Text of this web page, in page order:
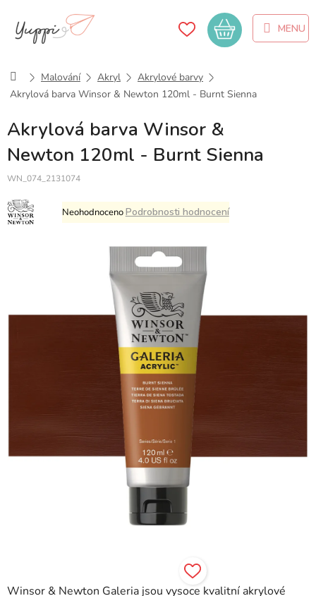
obsah
Nákupní
košík
DomůMalování Akryl
Akrylové barvy
Akrylová barva Winsor & Newton 120ml - Burnt Sienna
Akrylová barva Winsor &
Newton 120ml - Burnt Sienna
WN_074_2131074
Průměrné
hodnocení
NeohodnocenoPodrobnosti hodnocení
Winsor & Newton Galeria jsou vysoce kvalitní akrylové